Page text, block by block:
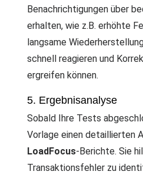
Benachrichtigungen über
erhalten, wie z.B. erhöhte
langsame
schnell reagieren und
ergreifen können.
5. Ergebnisanalyse
Sobald Ihre Tests
Vorlage einen detaillierten
LoadFocus-Berichte. Sie
Transaktionsfehler zu